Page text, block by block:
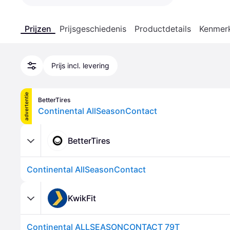
Prijzen Prijsgeschiedenis Productdetails
Prijs incl. levering
advertentie BetterTires
Continental AllSeasonContact
BetterTires
Continental AllSeasonContact
KwikFit
Continental ALLSEASONCONTACT 79T